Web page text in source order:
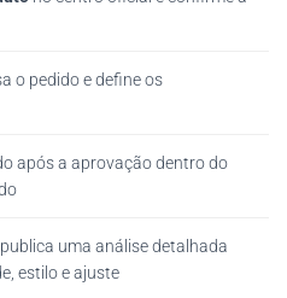
o pedido e define os
após a aprovação dentro do
uma análise detalhada
estilo e ajuste